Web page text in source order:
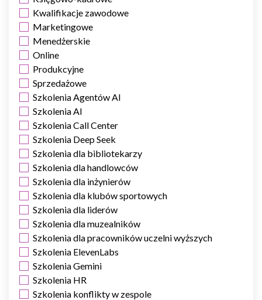
Kwalifikacje zawodowe
Marketingowe
Menedżerskie
Online
Produkcyjne
Sprzedażowe
Szkolenia Agentów AI
Szkolenia AI
Szkolenia Call Center
Szkolenia Deep Seek
Szkolenia dla bibliotekarzy
Szkolenia dla handlowców
Szkolenia dla inżynierów
Szkolenia dla klubów sportowych
Szkolenia dla liderów
Szkolenia dla muzealników
Szkolenia dla pracowników uczelni wyższych
Szkolenia ElevenLabs
Szkolenia Gemini
Szkolenia HR
Szkolenia konflikty w zespole
Nieklasyfikowane pliki cookie, to pliki, które są w procesie
klasyfikowania, wraz z dostawcami poszczególnych ciasteczek.